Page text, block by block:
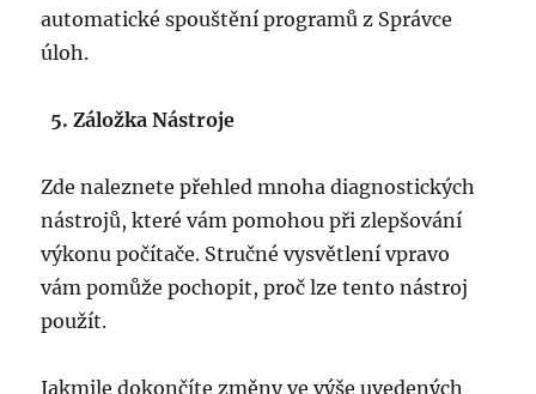
automatické spouštění programů z Správce
úloh.
5. Záložka Nástroje
Zde naleznete přehled mnoha diagnostických
nástrojů, které vám pomohou při zlepšování
výkonu počítače. Stručné vysvětlení vpravo
vám pomůže pochopit, proč lze tento nástroj
použít.
Jakmile dokončíte změny ve výše uvedených